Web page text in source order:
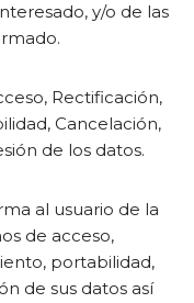
y/o de las
Rectificación,
Cancelación,
de los datos.
al usuario de la
de acceso,
portabilidad,
de sus datos así